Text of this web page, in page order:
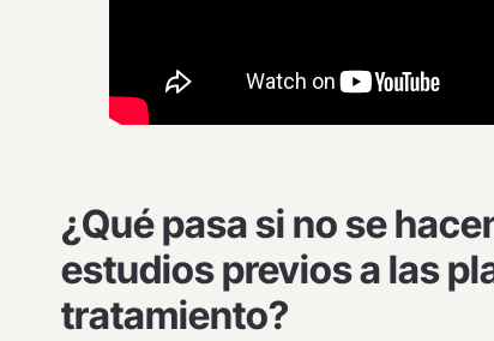
¿Qué pasa si no se
estudios previos a las
tratamiento?